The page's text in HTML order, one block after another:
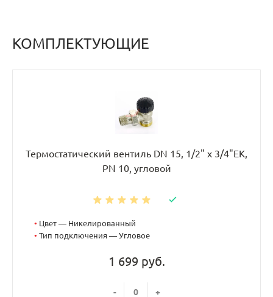
КОМПЛЕКТУЮЩИЕ
Термостатический вентиль DN 15, 1/2" х 3/4"EK,
PN 10, угловой
• Цвет — Никелированный
• Тип подключения — Угловое
1 699 руб.
- +